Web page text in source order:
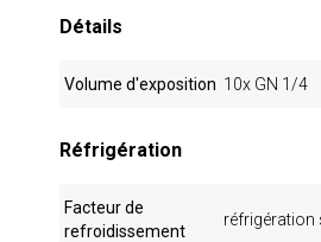
Détails
Volume d'exposition 10x GN 1/4
Réfrigération
Facteur de
refroidissement
réfrigération